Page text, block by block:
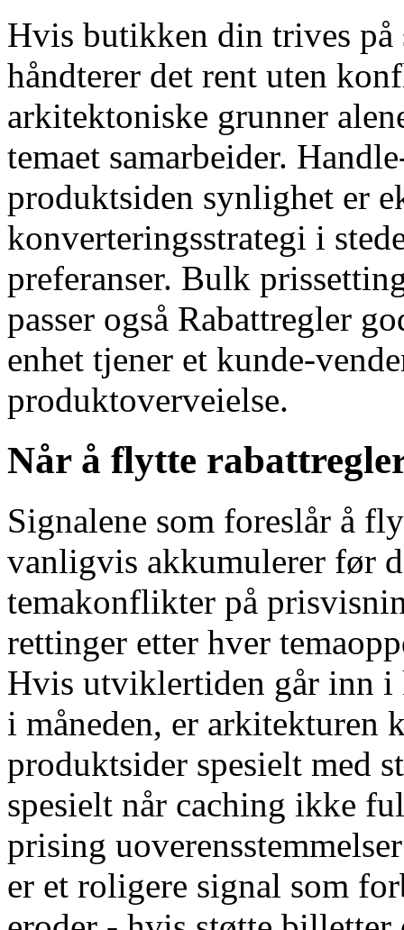
Hvis butikken din trives på
håndterer det rent uten
arkitektoniske grunner
temaet samarbeider.
produktsiden synlighet er
konverteringsstrategi i
preferanser. Bulk
passer også Rabattregler
enhet tjener et kunde-
produktoverveielse.
Når å flytte
Signalene som foreslår å
vanligvis akkumulerer før
temakonflikter på
rettinger etter hver
Hvis utviklertiden går inn
i måneden, er arkitekturen
produktsider spesielt med
spesielt når caching ikke
prising
er et roligere signal som